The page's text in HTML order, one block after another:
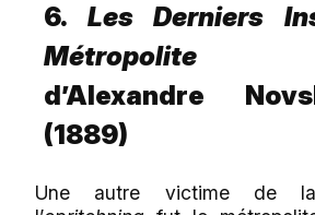
6. Les Derniers
Métropolite
d’Alexandre
(1889)
Une autre victime de